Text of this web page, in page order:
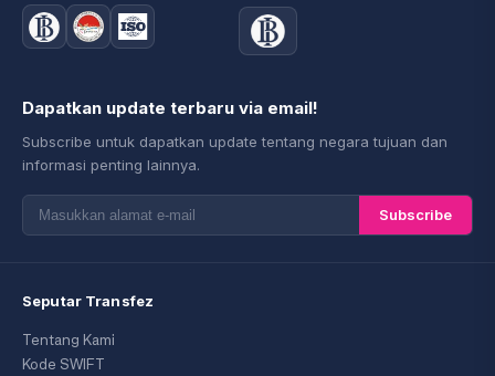
Dapatkan update terbaru via email!
Subscribe untuk dapatkan update tentang negara tujuan dan
informasi penting lainnya.
Subscribe
Seputar Transfez
Tentang Kami
Kode SWIFT